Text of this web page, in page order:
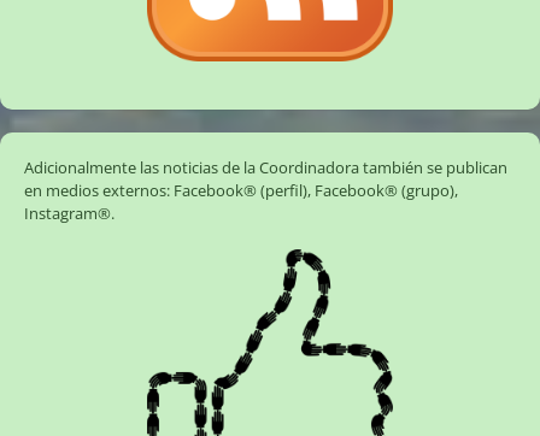
Adicionalmente las noticias de la Coordinadora también se publican
en medios externos: Facebook® (perfil), Facebook® (grupo),
Instagram®.